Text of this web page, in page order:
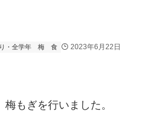
・全学年 梅 食 2023年6月22日
もぎを行いました。